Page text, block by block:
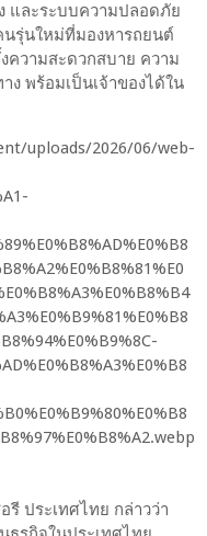
และระบบความปลอดภัย
รุ่นใหม่ที่มองหารถยนต์
ความสะดวกสบาย ความ
ง พร้อมเป็นเจ้าของได้ใน
ประเทศไทย กล่าวว่า